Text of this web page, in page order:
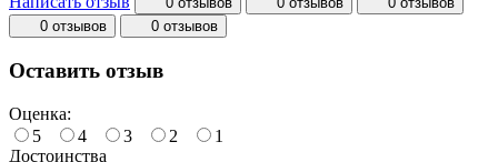
0 отзывов
0 отзывов
Оставить отзыв
Оценка:
5
4 3 2
1
Достоинства